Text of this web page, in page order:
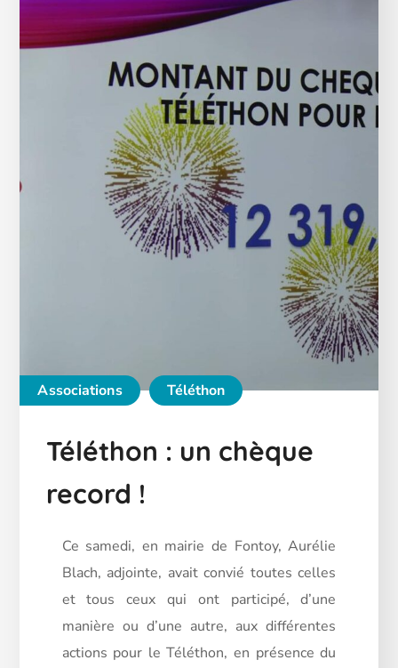
Associations Téléthon
Téléthon : un chèque
record !
Ce samedi, en mairie de Fontoy, Aurélie
Blach, adjointe, avait convié toutes celles
et tous ceux qui ont participé, d’une
manière ou d’une autre, aux différentes
actions pour le Téléthon, en présence du